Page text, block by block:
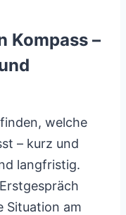
Kompass –
welche
– kurz und
langfristig.
Situation am